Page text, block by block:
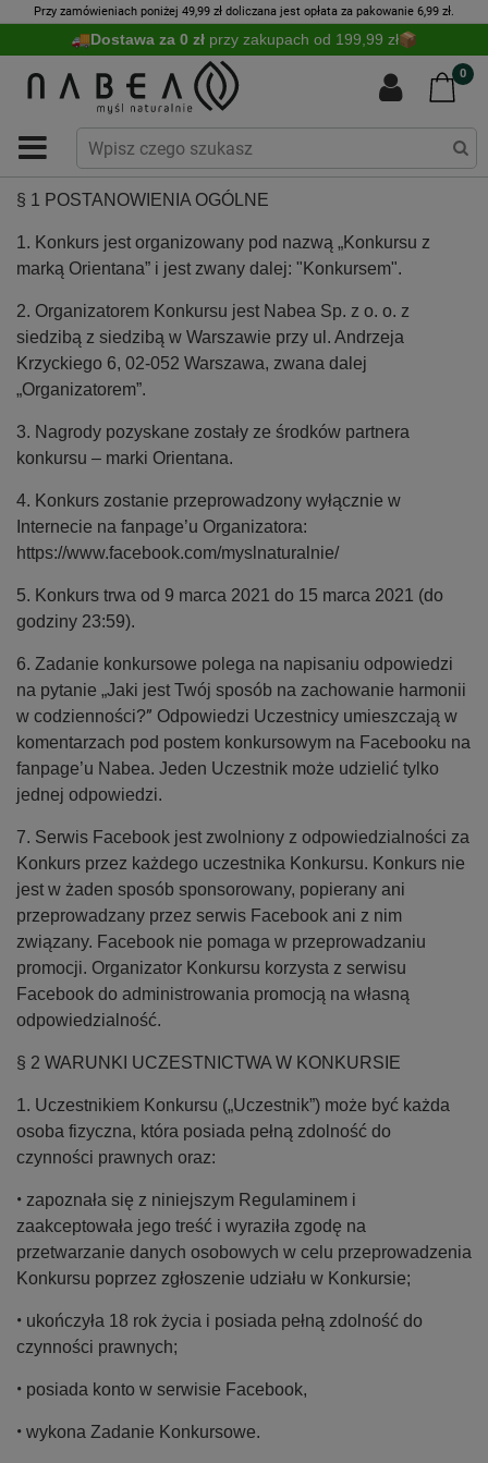
Przy zamówieniach poniżej 49,99 zł doliczana jest opłata za pakowanie 6,99 zł.
Dostawa za 0 zł przy zakupach od 199,99 zł
0
§ 1 POSTANOWIENIA OGÓLNE
1. Konkurs jest organizowany pod nazwą „Konkursu z
marką Orientana” i jest zwany dalej: "Konkursem".
2. Organizatorem Konkursu jest Nabea Sp. z o. o. z
siedzibą z siedzibą w Warszawie przy ul. Andrzeja
Krzyckiego 6, 02-052 Warszawa, zwana dalej
„Organizatorem”.
3. Nagrody pozyskane zostały ze środków partnera
konkursu – marki Orientana.
4. Konkurs zostanie przeprowadzony wyłącznie w
Internecie na fanpage’u Organizatora:
https://www.facebook.com/myslnaturalnie/
5. Konkurs trwa od 9 marca 2021 do 15 marca 2021 (do
godziny 23:59).
6. Zadanie konkursowe polega na napisaniu odpowiedzi
na pytanie „Jaki jest Twój sposób na zachowanie harmonii
w codzienności?” Odpowiedzi Uczestnicy umieszczają w
komentarzach pod postem konkursowym na Facebooku na
fanpage’u Nabea. Jeden Uczestnik może udzielić tylko
jednej odpowiedzi.
7. Serwis Facebook jest zwolniony z odpowiedzialności za
Konkurs przez każdego uczestnika Konkursu. Konkurs nie
jest w żaden sposób sponsorowany, popierany ani
przeprowadzany przez serwis Facebook ani z nim
związany. Facebook nie pomaga w przeprowadzaniu
promocji. Organizator Konkursu korzysta z serwisu
Facebook do administrowania promocją na własną
odpowiedzialność.
§ 2 WARUNKI UCZESTNICTWA W KONKURSIE
1. Uczestnikiem Konkursu („Uczestnik”) może być każda
osoba fizyczna, która posiada pełną zdolność do
czynności prawnych oraz:
• zapoznała się z niniejszym Regulaminem i
zaakceptowała jego treść i wyraziła zgodę na
przetwarzanie danych osobowych w celu przeprowadzenia
Konkursu poprzez zgłoszenie udziału w Konkursie;
• ukończyła 18 rok życia i posiada pełną zdolność do
czynności prawnych;
• posiada konto w serwisie Facebook,
• wykona Zadanie Konkursowe.